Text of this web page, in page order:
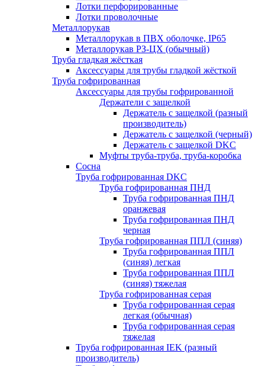
Лотки перфорированные
Лотки проволочные
Металлорукав
Металлорукав в ПВХ оболочке, IP65
Металлорукав РЗ-ЦХ (обычный)
Труба гладкая жёсткая
Аксессуары для трубы гладкой жёсткой
Труба гофрированная
Аксессуары для трубы гофрированной
Держатели с защелкой
Держатель с защелкой (разный
производитель)
Держатель с защелкой (черный)
Держатель с защелкой DKC
Муфты труба-труба, труба-коробка
Сосна
Труба гофрированная DKC
Труба гофрированная ПНД
Труба гофрированная ПНД
оранжевая
Труба гофрированная ПНД
черная
Труба гофрированная ППЛ (синяя)
Труба гофрированная ППЛ
(синяя) легкая
Труба гофрированная ППЛ
(синяя) тяжелая
Труба гофрированная серая
Труба гофрированная серая
легкая (обычная)
Труба гофрированная серая
тяжелая
Труба гофрированная IEK (разный
производитель)